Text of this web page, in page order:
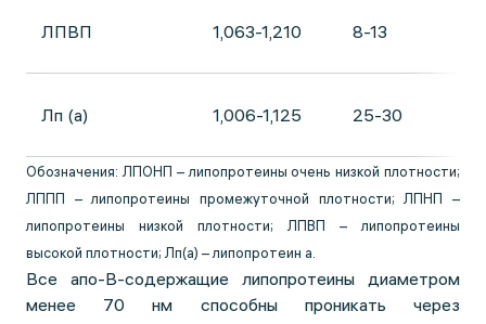
ЛПВП 1,063-1,210 8-13
Лп (а) 1,006-1,125 25-30
Обозначения: ЛПОНП – липопротеины очень низкой плотности;
ЛППП – липопротеины промежуточной плотности; ЛПНП –
липопротеины низкой плотности; ЛПВП – липопротеины
высокой плотности; Лп(а) – липопротеин а.
Все апо-В-содержащие липопротеины диаметром
менее 70 нм способны проникать через